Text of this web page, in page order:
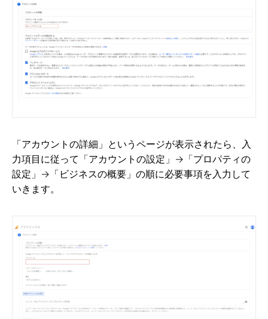
「アカウントの詳細」というページが表示されたら、入
力項目に従って「アカウントの設定」→「プロパティの
設定」→「ビジネスの概要」の順に必要事項を入力して
いきます。